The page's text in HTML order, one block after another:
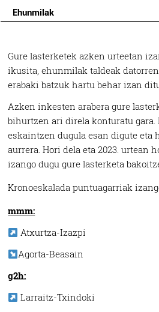
Ehunmilak
Gure lasterketek azken urteetan
ikusita, ehunmilak taldeak
erabaki batzuk hartu behar izan
Azken inkesten arabera gure
bihurtzen ari direla konturatu gara.
eskaintzen dugula esan digute eta
aurrera. Hori dela eta 2023. urtean
izango dugu gure lasterketa
Kronoeskalada puntuagarriak
mmm:
Atxurtza-Izazpi
Agorta-Beasain
g2h:
Larraitz-Txindoki